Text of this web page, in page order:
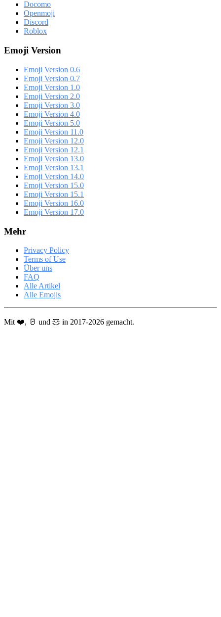
Docomo
Openmoji
Discord
Roblox
Emoji Version
Emoji Version 0.6
Emoji Version 0.7
Emoji Version 1.0
Emoji Version 2.0
Emoji Version 3.0
Emoji Version 4.0
Emoji Version 5.0
Emoji Version 11.0
Emoji Version 12.0
Emoji Version 12.1
Emoji Version 13.0
Emoji Version 13.1
Emoji Version 14.0
Emoji Version 15.0
Emoji Version 15.1
Emoji Version 16.0
Emoji Version 17.0
Mehr
Privacy Policy
Terms of Use
Über uns
FAQ
Alle Artikel
Alle Emojis
Mit ❤️, 🥛 und 🐹 in 2017-2026 gemacht.